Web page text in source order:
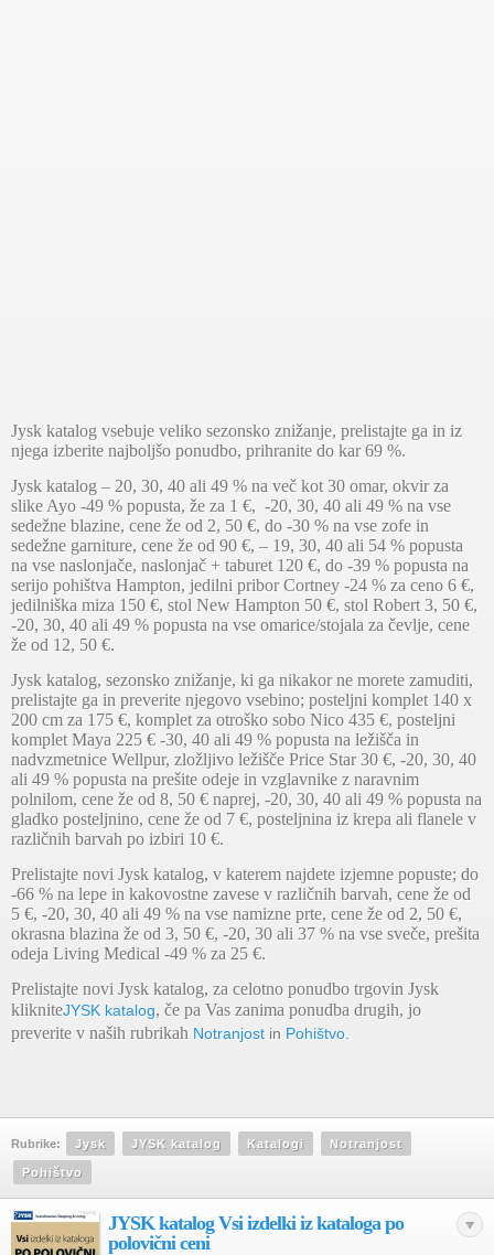
Jysk katalog vsebuje veliko sezonsko znižanje, prelistajte ga in iz
njega izberite najboljšo ponudbo, prihranite do kar 69 %.
Jysk katalog – 20, 30, 40 ali 49 % na več kot 30 omar, okvir za
slike Ayo -49 % popusta, že za 1 €, -20, 30, 40 ali 49 % na vse
sedežne blazine, cene že od 2, 50 €, do -30 % na vse zofe in
sedežne garniture, cene že od 90 €, – 19, 30, 40 ali 54 % popusta
na vse naslonjače, naslonjač + taburet 120 €, do -39 % popusta na
serijo pohištva Hampton, jedilni pribor Cortney -24 % za ceno 6 €,
jedilniška miza 150 €, stol New Hampton 50 €, stol Robert 3, 50 €,
-20, 30, 40 ali 49 % popusta na vse omarice/stojala za čevlje, cene
že od 12, 50 €.
Jysk katalog, sezonsko znižanje, ki ga nikakor ne morete zamuditi,
prelistajte ga in preverite njegovo vsebino; posteljni komplet 140 x
200 cm za 175 €, komplet za otroško sobo Nico 435 €, posteljni
komplet Maya 225 € -30, 40 ali 49 % popusta na ležišča in
nadvzmetnice Wellpur, zložljivo ležišče Price Star 30 €, -20, 30, 40
ali 49 % popusta na prešite odeje in vzglavnike z naravnim
polnilom, cene že od 8, 50 € naprej, -20, 30, 40 ali 49 % popusta na
gladko posteljnino, cene že od 7 €, posteljnina iz krepa ali flanele v
različnih barvah po izbiri 10 €.
Prelistajte novi Jysk katalog, v katerem najdete izjemne popuste; do
-66 % na lepe in kakovostne zavese v različnih barvah, cene že od
5 €, -20, 30, 40 ali 49 % na vse namizne prte, cene že od 2, 50 €,
okrasna blazina že od 3, 50 €, -20, 30 ali 37 % na vse sveče, prešita
odeja Living Medical -49 % za 25 €.
Prelistajte novi Jysk katalog, za celotno ponudbo trgovin Jysk
klikniteJYSK katalog, če pa Vas zanima ponudba drugih, jo
preverite v naših rubrikah Notranjost in Pohištvo
Rubrike: Jysk JYSK katalog Katalogi Notranjost
Pohištvo
JYSK katalog Vsi izdelki iz kataloga po
polovični ceni